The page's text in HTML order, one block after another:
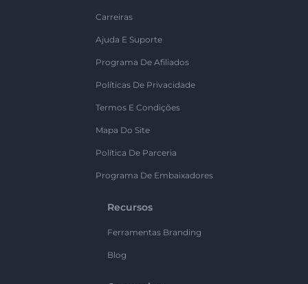
Carreiras
Ajuda E Suporte
Programa De Afiliados
Políticas De Privacidade
Termos E Condições
Mapa Do Site
Política De Parceria
Programa De Embaixadores
Recursos
Ferramentas Branding
Blog